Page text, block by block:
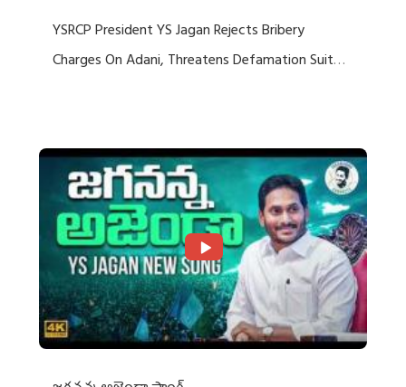
YSRCP President YS Jagan Rejects Bribery
Charges On Adani, Threatens Defamation Suit